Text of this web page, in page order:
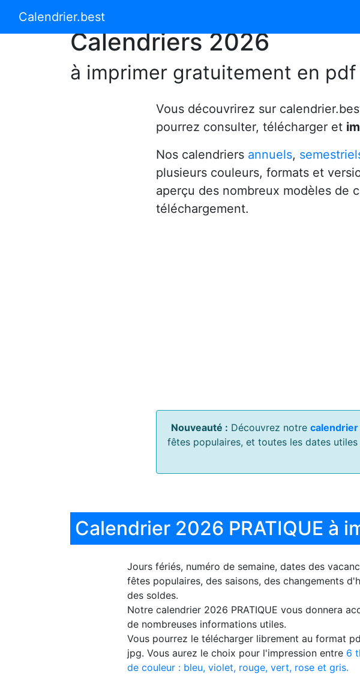
Calendrier.bestCalendrier 2024
Calendriers 2026
à imprimer gratuitement en pdf
Vous découvrirez sur
pourrez consulter, télécharger et
Nos calendriers annuels,
plusieurs couleurs, formats et
aperçu des nombreux modèles de
téléchargement.
Nouveauté : Découvrez notre
fêtes populaires, et toutes les dates
Calendrier 2026 PRATIQUE à
Jours fériés, numéro de semaine, dates des
fêtes populaires, des saisons, des changements
des soldes.
Notre calendrier 2026 PRATIQUE vous donnera
de nombreuses informations utiles.
Vous pourrez le télécharger librement au format
jpg. Vous aurez le choix pour l'impression entre 6
de couleur : bleu, violet, rouge, vert, rose et gris.